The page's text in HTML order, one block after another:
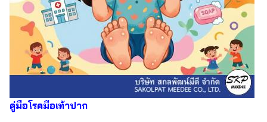
คู่มือโรคมือเท้าปาก